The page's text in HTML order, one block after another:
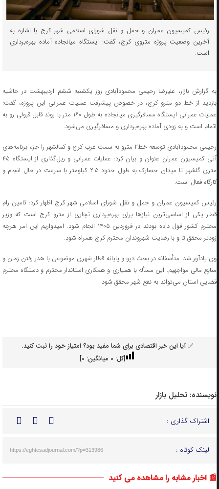
رئیس کمیسیون عمران و حمل و نقل شورای اسلامی شهر کرج با اشاره به
آخرین وضعیت پروژه متروی کرج، گفت: ایستگاه میانجاده آماده بهره‌برداری
است.
به گزارش بازار، علیرضا رحیمی محمودآبادی روز یکشنبه ششم اردیبهشت در حاشیه
بازدید از خط دو مترو کرج، در خصوص پیشرفت عملیات عمرانی این پروژه، گفت:
عملیات عمرانی ایستگاه مسافرگیری میانجاده به طول ۱۶۰ متر با روند قابل قبولی رو به
اتمام است و به زودی آماده بهره‌برداری و مسافرگیری می‌شود.
رحیمی محمودآبادی توسعه خط۲ مترو به سمت غرب کرج و کمالشهر را جزء‌ برنامه‌های
آتی کمیسیون عمران عنوان و بیان کرد: عملیات عمرانی و ریل‌گذاری از ایستگاه ۴۵
متری گلشهر تا میدان حصارک به طول حدود ۲.۵ کیلومتر با سرعت در حال انجام و
کارگاه فعال است.
رئیس کمیسیون عمران و حمل و نقل شورای اسلامی شهر کرج اظهار کرد: تامین رام
قطار یکی از اساسی‌ترین نیازها برای بهره‌برداری تجاری از مترو کرج است که وزیر
محترم کشور قول داده بودند در فروردین ۱۴۰۵ انجام شود. امیدواریم این امر هرچه
زودتر محقق تا و با رضایت شهروندان محترم کرج همراه شود.
وی یادآور شد: متأسفانه در بحث دپو و پایانه قطار شهری موضوعی با هدر رفتن زمان و
منابع مالی مواجهیم. این مسأله با همیاری و همکاری استاندار محترم و دستگاه‌ محترم
قضایی استان می‌تواند به نفع شهر محقق شود.
✅ آیا این خبر اقتصادی برای شما مفید بود؟ امتیاز خود را ثبت کنید.
[کل: 0میانگین: 0
]
نویسنده: تحلیل بازار
اشتراک گذاری :
لینک کوتاه : https://eghtesadjournal.com/?p=313986
📰 اخبار مشابه را مشاهده می کنید